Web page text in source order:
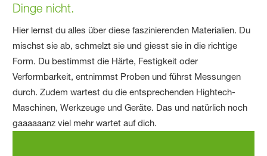
Dinge nicht.
Hier lernst du alles über diese faszinierenden Materialien. Du
mischst sie ab, schmelzt sie und giesst sie in die richtige
Form. Du bestimmst die Härte, Festigkeit oder
Verformbarkeit, entnimmst Proben und führst Messungen
durch. Zudem wartest du die entsprechenden Hightech-
Maschinen, Werkzeuge und Geräte. Das und natürlich noch
gaaaaaanz viel mehr wartet auf dich.